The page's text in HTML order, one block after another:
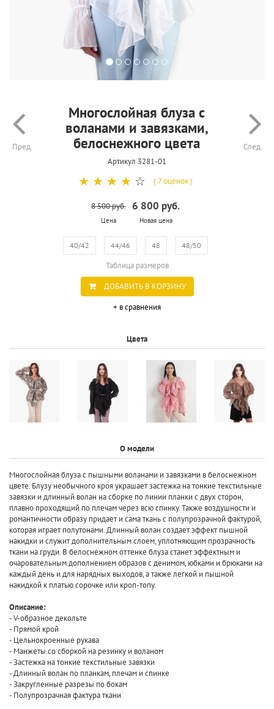
Пред.
Многослойная блуза с
воланами и завязками,
белоснежного цвета
Артикул 3281-01
След.
☆
☆
☆
☆
☆ ( 7 оценок )
8 500 руб.
Цена
6 800 руб.
Новая цена
40/42 44/46 48 48/50
Таблица размеров
ДОБАВИТЬ В КОРЗИНУ
+ в сравнения
Цвета
О модели
Многослойная блуза с пышными воланами и завязками в белоснежном
цвете. Блузу необычного кроя украшает застежка на тонкие текстильные
завязки и длинный волан на сборке по линии планки с двух сторон,
плавно проходящий по плечам через всю спинку. Также воздушности и
романтичности образу придает и сама ткань с полупрозрачной фактурой,
которая играет полутонами. Длинный волан создает эффект пышной
накидки и служит дополнительным слоем, уплотняющим прозрачность
ткани на груди. В белоснежном оттенке блуза станет эффектным и
очаровательным дополнением образов с денимом, юбками и брюками на
каждый день и для нарядных выходов, а также легкой и пышной
накидкой к платью сорочке или кроп-топу.
Описание:
- V-образное декольте
- Прямой крой
- Цельнокроенные рукава
- Манжеты со сборкой на резинку и воланом
- Застежка на тонкие текстильные завязки
- Длинный волан по планкам, плечам и спинке
- Закругленные разрезы по бокам
- Полупрозрачная фактура ткани